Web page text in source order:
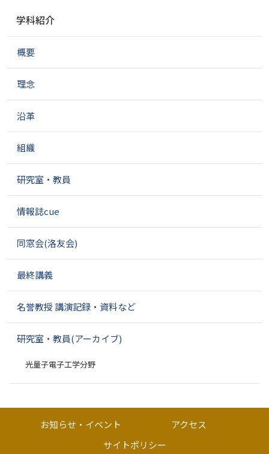
ゲ
シ
ン
学科紹介
概要
理念
沿革
組織
研究室・教員
情報誌cue
同窓会(洛友会)
最終講義
名誉教授 講演記録・資料など
研究室・教員(アーカイブ)
光量子電子工学分野
お知らせ・イベント
アクセス
サイトポリシー